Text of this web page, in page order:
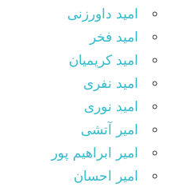
امید داورزنی
امید فخر
امید کریمیان
امید نفری
امید نوری
امیر آتشی
امیر ابراهیم پور
امیر احسان